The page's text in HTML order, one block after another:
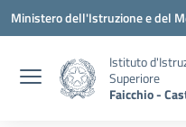
Vai ai contenuti
Vai al menu di navigazione
Vai al footer
Ministero dell'Istruzione e del
Istituto
Superiore
Faicchio -